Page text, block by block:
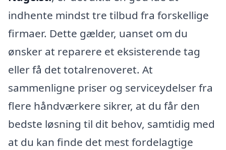
indhente mindst tre tilbud fra forskellige
firmaer. Dette gælder, uanset om du
ønsker at reparere et eksisterende tag
eller få det totalrenoveret. At
sammenligne priser og serviceydelser fra
flere håndværkere sikrer, at du får den
bedste løsning til dit behov, samtidig med
at du kan finde det mest fordelagtige